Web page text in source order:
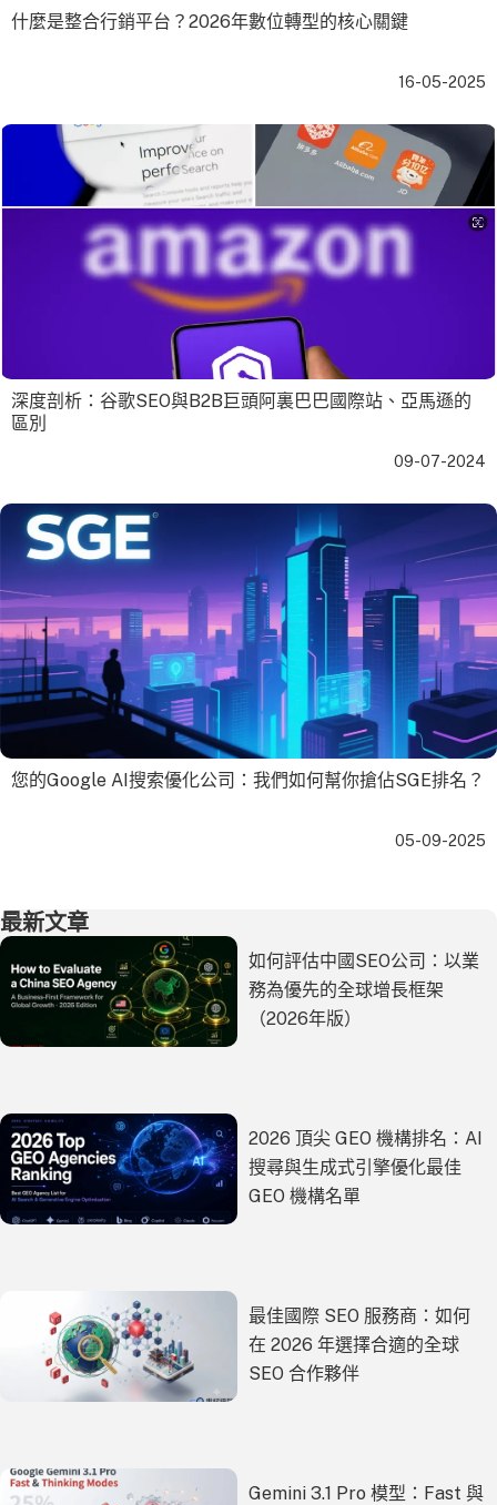
什麼是整合行銷平台？2026年數位轉型的核心關鍵
16-05-2025
深度剖析：谷歌SEO與B2B巨頭阿裏巴巴國際站、亞馬遜的
區別
09-07-2024
您的Google AI搜索優化公司：我們如何幫你搶佔SGE排名？
05-09-2025
最新文章
如何評估中國SEO公司：以業
務為優先的全球增長框架
（2026年版）
2026 頂尖 GEO 機構排名：AI
搜尋與生成式引擎優化最佳
GEO 機構名單
最佳國際 SEO 服務商：如何
在 2026 年選擇合適的全球
SEO 合作夥伴
Gemini 3.1 Pro 模型：Fast 與